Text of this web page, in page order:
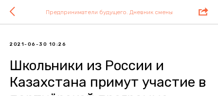
Предприниматели будущего. Дневник смены
2021-06-30 10:26
Школьники из России и
Казахстана примут участие в